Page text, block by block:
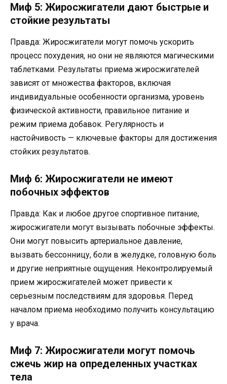
Миф 5: Жиросжигатели дают быстрые и
стойкие результаты
Правда: Жиросжигатели могут помочь ускорить
процесс похудения, но они не являются магическими
таблетками. Результаты приема жиросжигателей
зависят от множества факторов, включая
индивидуальные особенности организма, уровень
физической активности, правильное питание и
режим приема добавок. Регулярность и
настойчивость — ключевые факторы для достижения
стойких результатов.
Миф 6: Жиросжигатели не имеют
побочных эффектов
Правда: Как и любое другое спортивное питание,
жиросжигатели могут вызывать побочные эффекты.
Они могут повысить артериальное давление,
вызвать бессонницу, боли в желудке, головную боль
и другие неприятные ощущения. Неконтролируемый
прием жиросжигателей может привести к
серьезным последствиям для здоровья. Перед
началом приема необходимо получить консультацию
у врача.
Миф 7: Жиросжигатели могут помочь
сжечь жир на определенных участках
тела